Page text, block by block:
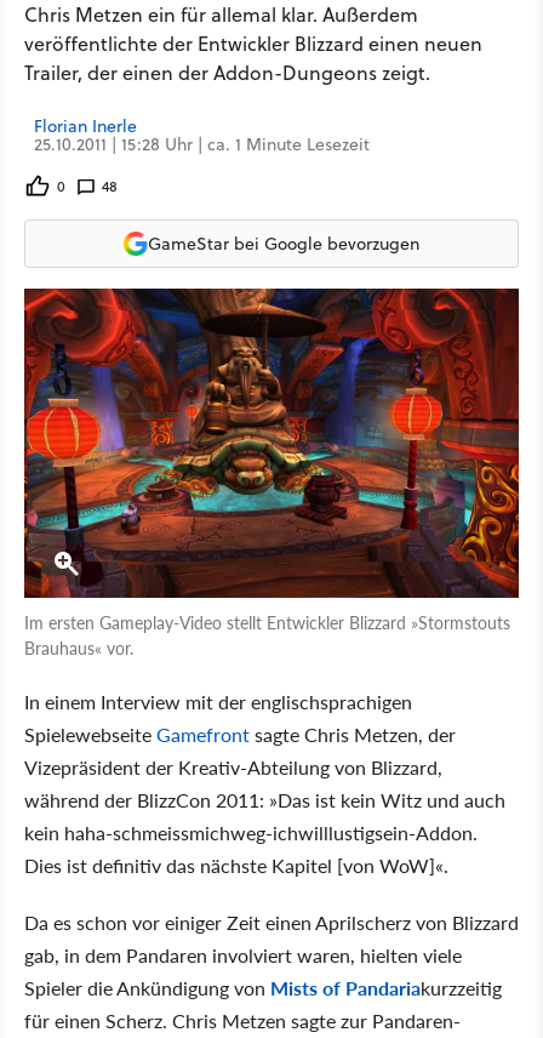
Chris Metzen ein für allemal klar. Außerdem
veröffentlichte der Entwickler Blizzard einen neuen
Trailer, der einen der Addon-Dungeons zeigt.
Florian Inerle
25.10.2011 | 15:28 Uhr | ca. 1 Minute Lesezeit
0 48
GameStar bei Google bevorzugen
Im ersten Gameplay-Video stellt Entwickler Blizzard »Stormstouts
Brauhaus« vor.
In einem Interview mit der englischsprachigen
SpielewebseiteGamefrontsagte Chris Metzen, der
Vizepräsident der Kreativ-Abteilung von Blizzard,
während der BlizzCon 2011: »Das ist kein Witz und auch
kein haha-schmeissmichweg-ichwilllustigsein-Addon.
Dies ist definitiv das nächste Kapitel [von WoW]«.
Da es schon vor einiger Zeit einen Aprilscherz von Blizzard
gab, in dem Pandaren involviert waren, hielten viele
Spieler die Ankündigung von Mists of Pandariakurzzeitig
für einen Scherz. Chris Metzen sagte zur Pandaren-